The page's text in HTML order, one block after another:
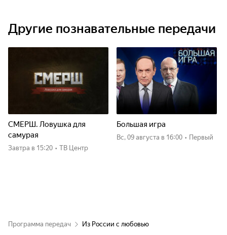
Другие познавательные передачи
СМЕРШ. Ловушка для
самурая
Завтра в 15:20 • ТВ Центр
Большая игра
вс, 09 августа в 16:00 • Первый
Программа передач Из России с любовью